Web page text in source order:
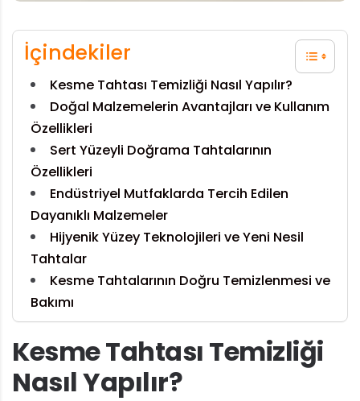
İçindekiler
Kesme Tahtası Temizliği Nasıl Yapılır?
Doğal Malzemelerin Avantajları ve Kullanım
Özellikleri
Sert Yüzeyli Doğrama Tahtalarının
Özellikleri
Endüstriyel Mutfaklarda Tercih Edilen
Dayanıklı Malzemeler
Hijyenik Yüzey Teknolojileri ve Yeni Nesil
Tahtalar
Kesme Tahtalarının Doğru Temizlenmesi ve
Bakımı
Kesme Tahtası Temizliği
Nasıl Yapılır?